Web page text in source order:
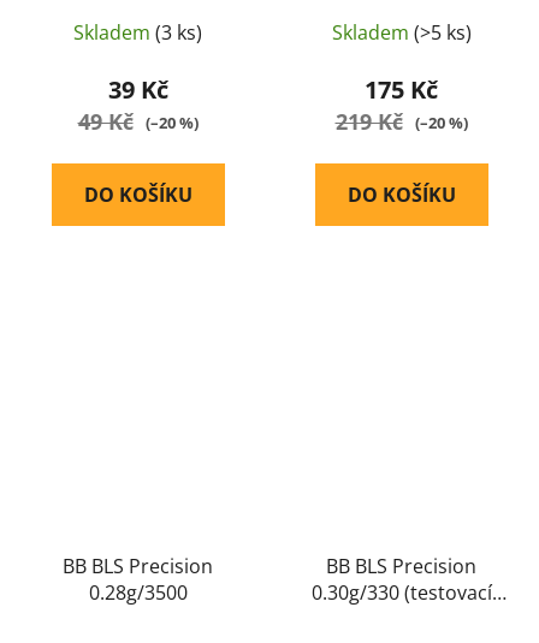
Skladem (3 ks)
39 Kč
49 Kč (–20 %)
DO KOŠÍKU
Skladem (>5 ks)
175 Kč
219 Kč (–20 %)
DO KOŠÍKU
BB BLS Precision
0.28g/3500
BB BLS Precision
0.30g/330 (testovací